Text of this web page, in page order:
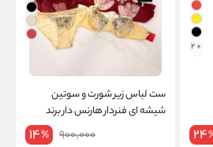
+ 2
24
ست لباس زیر شورت و سوتین
شیشه ای فنردار هارنس دار برند
900,000
14%